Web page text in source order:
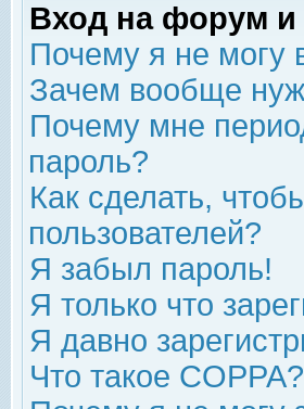
Вход на форум и
Почему я не могу
Зачем вообще
Почему мне
пароль?
Как сделать,
пользователей?
Я забыл пароль!
Я только что
Я давно
Что такое COPPA?